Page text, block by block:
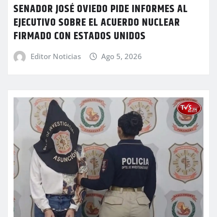
SENADOR JOSÉ OVIEDO PIDE INFORMES AL
EJECUTIVO SOBRE EL ACUERDO NUCLEAR
FIRMADO CON ESTADOS UNIDOS
Editor Noticias Ago 5, 2026